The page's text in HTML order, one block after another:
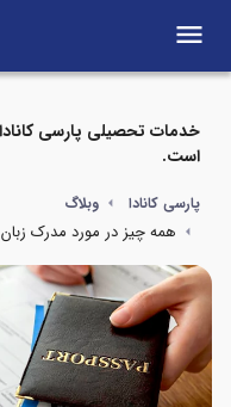
menu
خدمات تحصیلی پارسی
است.
پارسی کانادا وبلاگ
همه چیز در مورد مدرک زبان